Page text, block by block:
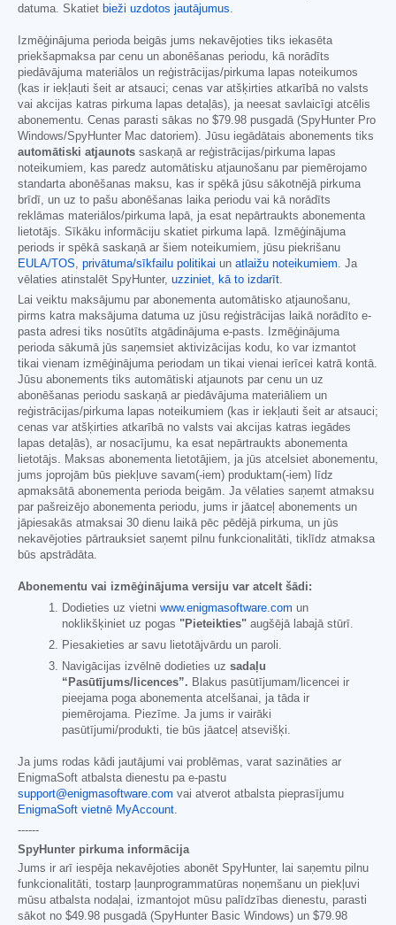
datuma. Skatiet bieži uzdotos jautājumus
Izmēģinājuma perioda beigās jums nekavējoties tiks iekasēta
priekšapmaksa par cenu un abonēšanas periodu, kā norādīts
piedāvājuma materiālos un reģistrācijas/pirkuma lapas noteikumos
(kas ir iekļauti šeit ar atsauci; cenas var atšķirties atkarībā no valsts
vai akcijas katras pirkuma lapas detaļās), ja neesat savlaicīgi atcēlis
abonementu. Cenas parasti sākas no $79.98 pusgadā (SpyHunter Pro
Windows/SpyHunter Mac datoriem). Jūsu iegādātais abonements tiks
automātiski atjaunots saskaņā ar reģistrācijas/pirkuma lapas
noteikumiem, kas paredz automātisku atjaunošanu par piemērojamo
standarta abonēšanas maksu, kas ir spēkā jūsu sākotnējā pirkuma
brīdī, un uz to pašu abonēšanas laika periodu vai kā norādīts
reklāmas materiālos/pirkuma lapā, ja esat nepārtraukts abonementa
lietotājs. Sīkāku informāciju skatiet pirkuma lapā. Izmēģinājuma
periods ir spēkā saskaņā ar šiem noteikumiem, jūsu piekrišanu
EULA/TOS
privātuma/sīkfailu politikai un atlaižu noteikumiem . Ja
vēlaties atinstalēt SpyHunter, uzziniet, kā to izdarīt
Lai veiktu maksājumu par abonementa automātisko atjaunošanu,
pirms katra maksājuma datuma uz jūsu reģistrācijas laikā norādīto e-
pasta adresi tiks nosūtīts atgādinājuma e-pasts. Izmēģinājuma
perioda sākumā jūs saņemsiet aktivizācijas kodu, ko var izmantot
tikai vienam izmēģinājuma periodam un tikai vienai ierīcei katrā kontā.
Jūsu abonements tiks automātiski atjaunots par cenu un uz
abonēšanas periodu saskaņā ar piedāvājuma materiāliem un
reģistrācijas/pirkuma lapas noteikumiem (kas ir iekļauti šeit ar atsauci;
cenas var atšķirties atkarībā no valsts vai akcijas katras iegādes
lapas detaļās), ar nosacījumu, ka esat nepārtraukts abonementa
lietotājs. Maksas abonementa lietotājiem, ja jūs atcelsiet abonementu,
jums joprojām būs piekļuve savam(-iem) produktam(-iem) līdz
apmaksātā abonementa perioda beigām. Ja vēlaties saņemt atmaksu
par pašreizējo abonementa periodu, jums ir jāatceļ abonements un
jāpiesakās atmaksai 30 dienu laikā pēc pēdējā pirkuma, un jūs
nekavējoties pārtrauksiet saņemt pilnu funkcionalitāti, tiklīdz atmaksa
būs apstrādāta.
Abonementu vai izmēģinājuma versiju var atcelt šādi:
Dodieties uz vietni www.enigmasoftware.com un
noklikšķiniet uz pogas "Pieteikties" augšējā labajā stūrī.
Piesakieties ar savu lietotājvārdu un paroli.
Navigācijas izvēlnē dodieties uz sadaļu
“Pasūtījums/licences”. Blakus pasūtījumam/licencei ir
pieejama poga abonementa atcelšanai, ja tāda ir
piemērojama. Piezīme. Ja jums ir vairāki
pasūtījumi/produkti, tie būs jāatceļ atsevišķi.
Ja jums rodas kādi jautājumi vai problēmas, varat sazināties ar
EnigmaSoft atbalsta dienestu pa e-pastu
support@enigmasoftware.com vai atverot atbalsta pieprasījumu
EnigmaSoft vietnē MyAccount.
------
SpyHunter pirkuma informācija
Jums ir arī iespēja nekavējoties abonēt SpyHunter, lai saņemtu pilnu
funkcionalitāti, tostarp ļaunprogrammatūras noņemšanu un piekļuvi
mūsu atbalsta nodaļai, izmantojot mūsu palīdzības dienestu, parasti
sākot no $49.98 pusgadā (SpyHunter Basic Windows) un $79.98